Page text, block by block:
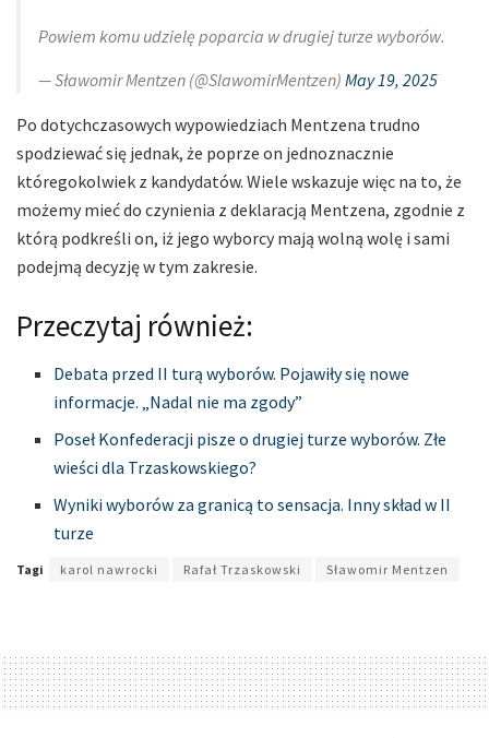
Powiem komu udzielę poparcia w drugiej turze wyborów.
— Sławomir Mentzen (@SlawomirMentzen) May 19, 2025
Po dotychczasowych wypowiedziach Mentzena trudno
spodziewać się jednak, że poprze on jednoznacznie
któregokolwiek z kandydatów. Wiele wskazuje więc na to, że
możemy mieć do czynienia z deklaracją Mentzena, zgodnie z
którą podkreśli on, iż jego wyborcy mają wolną wolę i sami
podejmą decyzję w tym zakresie.
Przeczytaj również:
Debata przed II turą wyborów. Pojawiły się nowe
informacje. „Nadal nie ma zgody”
Poseł Konfederacji pisze o drugiej turze wyborów. Złe
wieści dla Trzaskowskiego?
Wyniki wyborów za granicą to sensacja. Inny skład w II
turze
Tagi karol nawrocki Rafał Trzaskowski Sławomir Mentzen